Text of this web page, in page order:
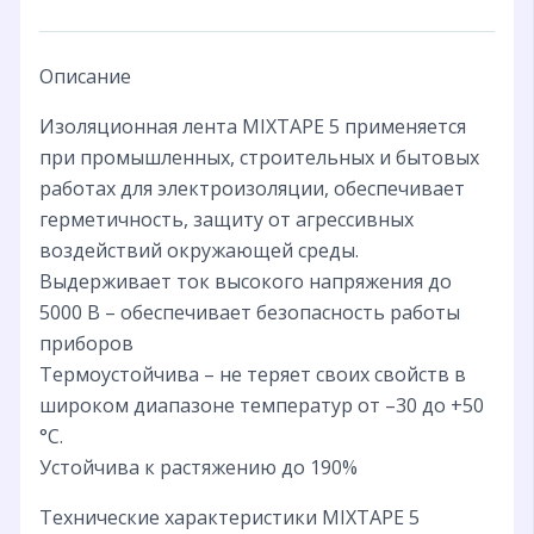
Описание
Изоляционная лента MIXTAPE 5 применяется
при промышленных, строительных и бытовых
работах для электроизоляции, обеспечивает
герметичность, защиту от агрессивных
воздействий окружающей среды.
Выдерживает ток высокого напряжения до
5000 В – обеспечивает безопасность работы
приборов
Термоустойчива – не теряет своих свойств в
широком диапазоне температур от –30 до +50
°С.
Устойчива к растяжению до 190%
Технические характеристики MIXTAPE 5